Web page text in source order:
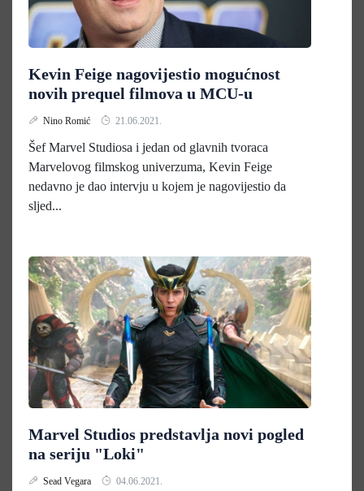
Kevin Feige nagovijestio mogućnost
novih prequel filmova u MCU-u
Nino Romić 21.06.2021.
Šef Marvel Studiosa i jedan od glavnih tvoraca
Marvelovog filmskog univerzuma, Kevin Feige
nedavno je dao intervju u kojem je nagovijestio da
sljed...
Marvel Studios predstavlja novi pogled
na seriju "Loki"
Sead Vegara 04.06.2021.